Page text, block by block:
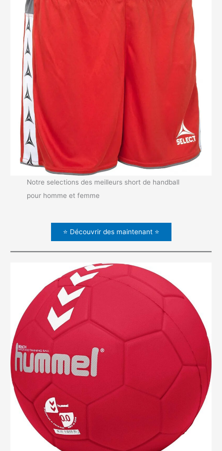
Notre selections des meilleurs short de handball
pour homme et femme
⭐ Découvrir des maintenant ⭐